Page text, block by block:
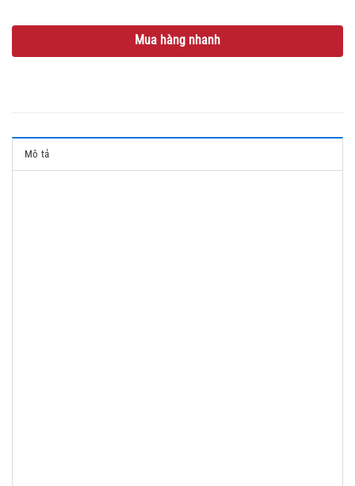
Mua hàng nhanh
Mô tả